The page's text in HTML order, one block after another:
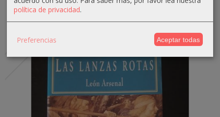
Agotado -25 %
política de privacidad.
Preferencias Aceptar todas